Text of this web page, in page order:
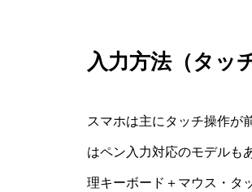
入力方法（タッ
スマホは主にタッチ操作が
はペン入力対応のモデルも
理キーボード＋マウス・タ